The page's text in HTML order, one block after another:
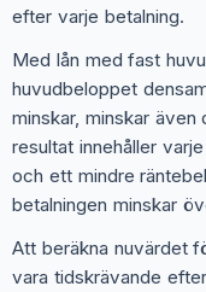
efter varje betalning.
Med lån med fast
huvudbeloppet
minskar, minskar
resultat innehåller
och ett mindre
betalningen minskar
Att beräkna nuvärdet
vara tidskrävande